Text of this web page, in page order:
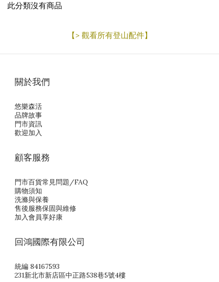
此分類沒有商品
【> 觀看所有登山配件】
關於我們
悠樂森活
品牌故事
門市資訊
歡迎加入
顧客服務
門市百貨常見問題/FAQ
購物須知
洗滌與保養
售後服務保固與維修
加入會員享好康
回鴻國際有限公司
統編 84167593
231新北市新店區中正路538巷5號4樓